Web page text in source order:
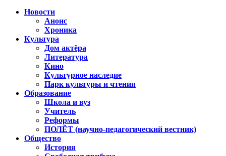
Новости
Анонс
Хроника
Культура
Дом актёра
Литература
Кино
Культурное наследие
Парк культуры и чтения
Образование
Школа и вуз
Учитель
Реформы
ПОЛЁТ (научно-педагогический вестник)
Общество
История